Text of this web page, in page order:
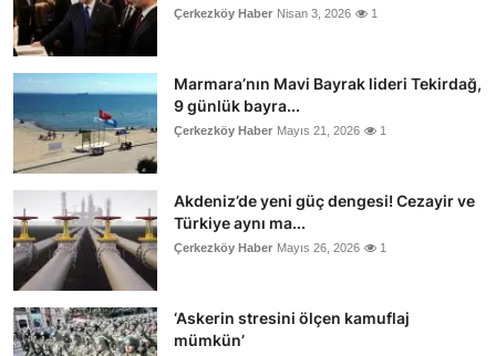
Çerkezköy Haber Nisan 3, 2026 1
Marmara’nın Mavi Bayrak lideri Tekirdağ,
9 günlük bayra...
Çerkezköy Haber Mayıs 21, 2026 1
Akdeniz’de yeni güç dengesi! Cezayir ve
Türkiye aynı ma...
Çerkezköy Haber Mayıs 26, 2026 1
‘Askerin stresini ölçen kamuflaj
mümkün’